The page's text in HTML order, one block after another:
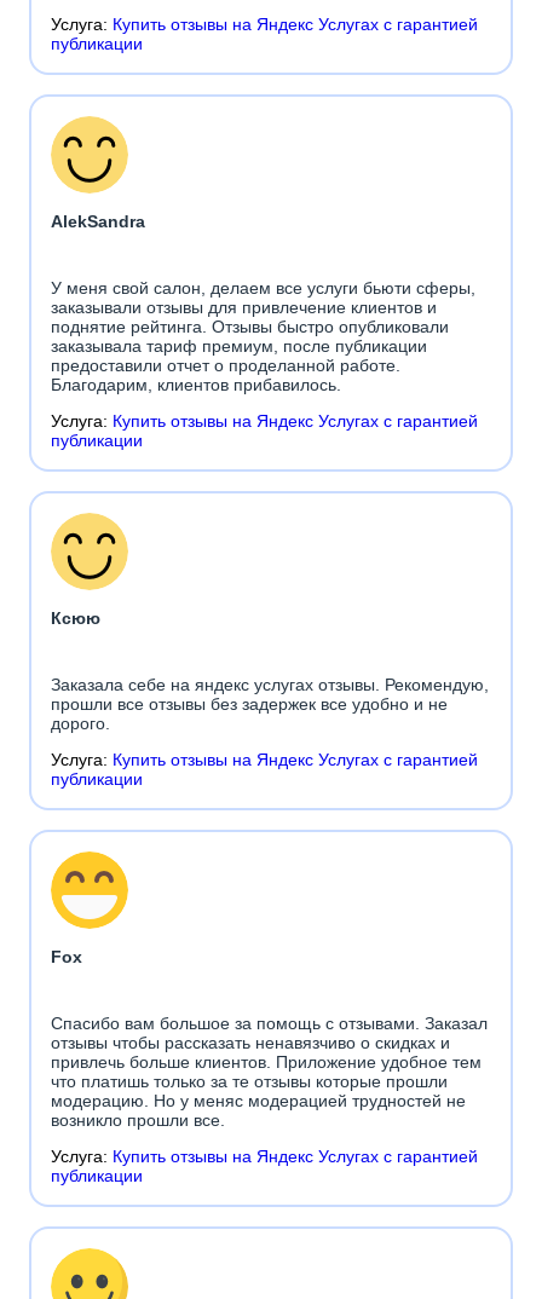
Услуга: Купить отзывы на Яндекс Услугах с гарантией
публикации
АlekSandra
У меня свой салон, делаем все услуги бьюти сферы,
заказывали отзывы для привлечение клиентов и
поднятие рейтинга. Отзывы быстро опубликовали
заказывала тариф премиум, после публикации
предоставили отчет о проделанной работе.
Благодарим, клиентов прибавилось.
Услуга: Купить отзывы на Яндекс Услугах с гарантией
публикации
Ксюю
Заказала себе на яндекс услугах отзывы. Рекомендую,
прошли все отзывы без задержек все удобно и не
дорого.
Услуга: Купить отзывы на Яндекс Услугах с гарантией
публикации
Fox
Спасибо вам большое за помощь с отзывами. Заказал
отзывы чтобы рассказать ненавязчиво о скидках и
привлечь больше клиентов. Приложение удобное тем
что платишь только за те отзывы которые прошли
модерацию. Но у меняс модерацией трудностей не
возникло прошли все.
Услуга: Купить отзывы на Яндекс Услугах с гарантией
публикации